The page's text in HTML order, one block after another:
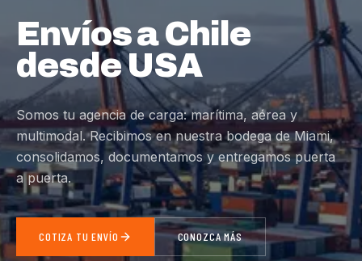
Envíos a Chile
desde USA
Somos tu agencia de carga: marítima, aérea y
multimodal. Recibimos en nuestra bodega de Miami,
consolidamos, documentamos y entregamos puerta
a puerta.
COTIZA TU ENVÍO CONOZCA MÁS